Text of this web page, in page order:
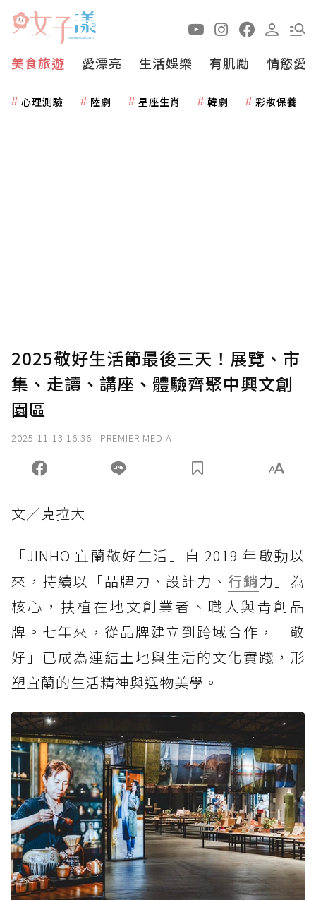
美食旅遊 愛漂亮 生活娛樂 有肌勵 情慾愛
心理測驗 陸劇 星座生肖 韓劇 彩妝保養
2025敬好生活節最後三天！展覽、市
集、走讀、講座、體驗齊聚中興文創
園區
2025-11-13 16:36 PREMIER MEDIA
文／克拉大
「JINHO 宜蘭敬好生活」自 2019 年啟動以
來，持續以「品牌力、設計力、 行銷力」為
核心，扶植在地文創業者、職人與青創品
牌。七年來，從品牌建立到跨域合作，「敬
好」已成為連結土地與生活的文化實踐，形
塑宜蘭的生活精神與選物美學。